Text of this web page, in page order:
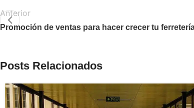
Anterior
Promoción de ventas para hacer crecer tu
Posts Relacionados